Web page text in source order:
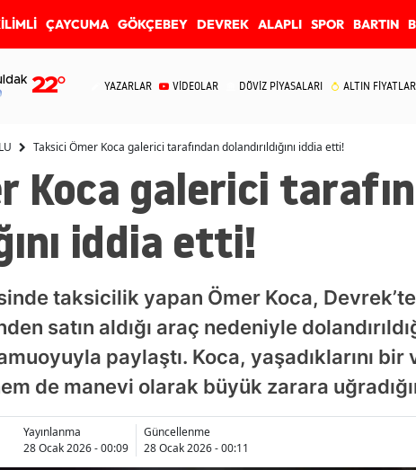
ÇAYCUMA GÖKÇEBEY DEVREK ALAPLI SPOR BARTIN
22° YAZARLAR VİDEOLAR DÖVİZ PİYASALARI ALTIN
Taksici Ömer Koca galerici tarafından dolandırıldığını iddia etti!
Koca galerici
iddia etti!
taksicilik yapan Ömer Koca,
satın aldığı araç nedeniyle
paylaştı. Koca, yaşadıklarını bir
de manevi olarak büyük zarara
Yayınlanma
28 Ocak 2026 - 00:09
Güncellenme
28 Ocak 2026 - 00:11